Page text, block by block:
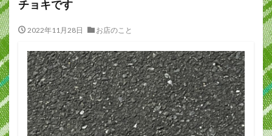
チョキです
2022年11月28日 お店のこと